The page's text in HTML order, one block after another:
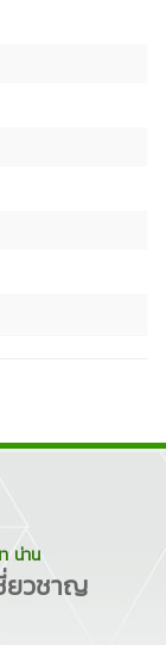
น่าน
ยวชาญ